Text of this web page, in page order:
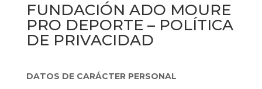
FUNDACIÓN ADO MOURE
PRO DEPORTE – POLÍTICA
DE PRIVACIDAD
DATOS DE CARÁCTER PERSONAL